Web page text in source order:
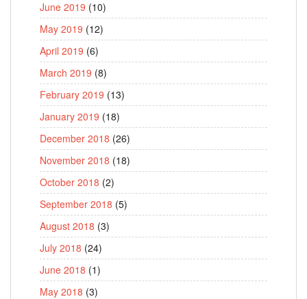
June 2019 (10)
May 2019 (12)
April 2019 (6)
March 2019 (8)
February 2019 (13)
January 2019 (18)
December 2018 (26)
November 2018 (18)
October 2018 (2)
September 2018 (5)
August 2018 (3)
July 2018 (24)
June 2018 (1)
May 2018 (3)